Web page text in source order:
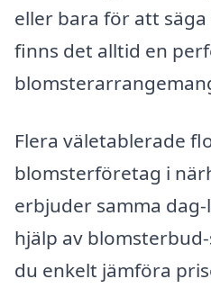
eller bara för att säga
finns det alltid en
Flera väletablerade
blomsterföretag i
erbjuder samma
hjälp av
du enkelt jämföra